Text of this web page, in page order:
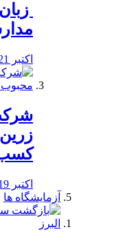
اکتبر 21, 2019
اکتبر 19, 2019
آزمایشگاه ها